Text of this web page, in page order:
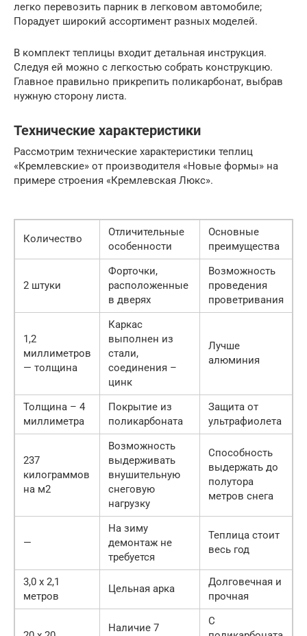
легко перевозить парник в легковом автомобиле;
Порадует широкий ассортимент разных моделей.
В комплект теплицы входит детальная инструкция.
Следуя ей можно с легкостью собрать конструкцию.
Главное правильно прикрепить поликарбонат, выбрав
нужную сторону листа.
Технические характеристики
Рассмотрим технические характеристики теплиц
«Кремлевские» от производителя «Новые формы» на
примере строения «Кремлевская Люкс».
Количество
Отличительные
особенности
Основные
преимущества
2 штуки
Форточки,
расположенные
в дверях
Возможность
проведения
проветривания
1,2
миллиметров
— толщина
Каркас
выполнен из
стали,
соединения –
цинк
Лучше
алюминия
Толщина – 4
миллиметра
Покрытие из
поликарбоната
Защита от
ультрафиолета
237
килограммов
на м2
Возможность
выдерживать
внушительную
снеговую
нагрузку
Способность
выдержать до
полутора
метров снега
—
На зиму
демонтаж не
требуется
Теплица стоит
весь год
3,0 х 2,1
метров
Цельная арка
Долговечная и
прочная
Наличие 7
С